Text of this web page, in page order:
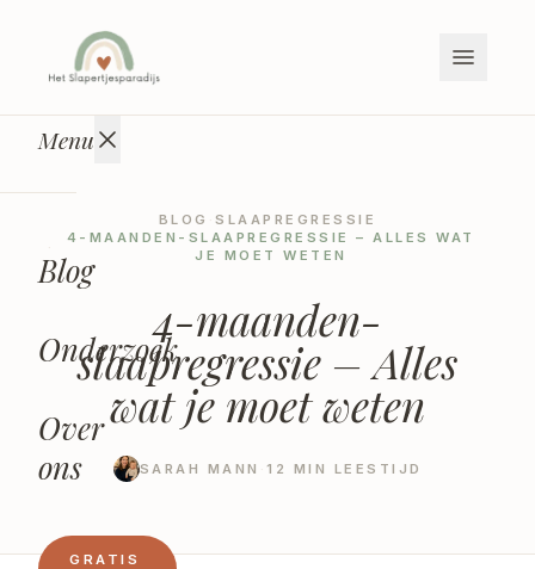
Naar inhoud
Menu
Blog
Onderzoek
Over
ons
GRATIS
BLOG ·SLAAPREGRESSIE
·
4-MAANDEN-SLAAPREGRESSIE – ALLES WAT
JE MOET WETEN
4-maanden-
slaapregressie – Alles
wat je moet weten
SARAH MANN · 12 MIN LEESTIJD